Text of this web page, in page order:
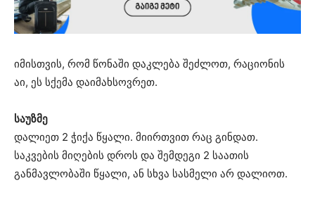
იმისთვის, რომ წონაში დაკლება შეძლოთ, რაციონის
აი, ეს სქემა დაიმახსოვრეთ.
საუზმე
დალიეთ 2 ჭიქა წყალი. მიირთვით რაც გინდათ.
საკვების მიღების დროს და შემდეგი 2 საათის
განმავლობაში წყალი, ან სხვა სასმელი არ დალიოთ.